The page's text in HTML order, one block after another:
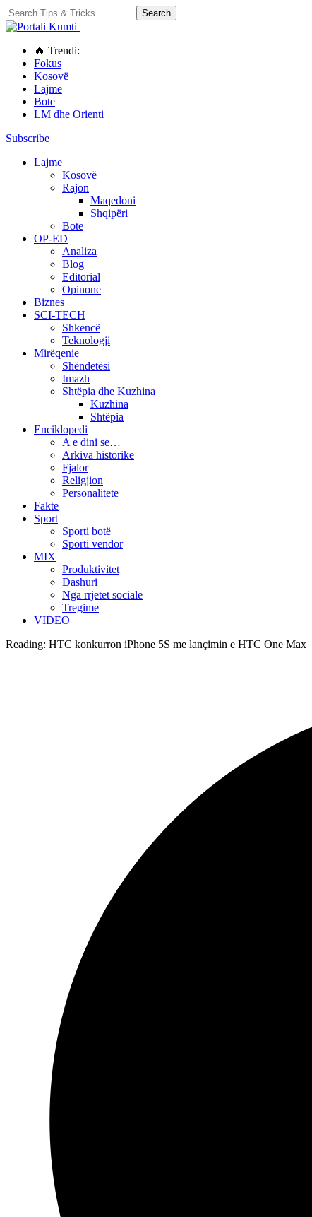
🔥 Trendi:
Fokus
Kosovë
Lajme
Bote
LM dhe Orienti
Subscribe
Lajme
Kosovë
Rajon
Maqedoni
Shqipëri
Bote
OP-ED
Analiza
Blog
Editorial
Opinone
Biznes
SCI-TECH
Shkencë
Teknologji
Mirëqenie
Shëndetësi
Imazh
Shtëpia dhe Kuzhina
Kuzhina
Shtëpia
Enciklopedi
A e dini se…
Arkiva historike
Fjalor
Religjion
Personalitete
Fakte
Sport
Sporti botë
Sporti vendor
MIX
Produktivitet
Dashuri
Nga rrjetet sociale
Tregime
VIDEO
Reading: HTC konkurron iPhone 5S me lançimin e HTC One Max